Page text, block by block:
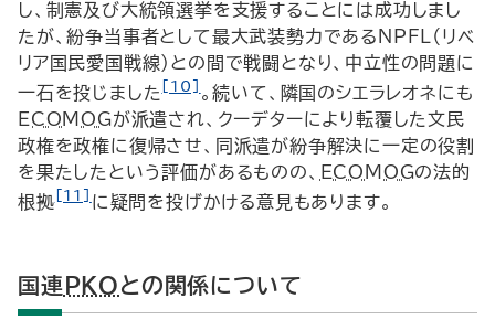
し、制憲及び大統領選挙を支援することには成功しまし
たが、紛争当事者として最大武装勢力である NPFL（リベ
リア国民愛国戦線）との間で戦闘となり、中立性の問題に
一石を投じました [10] 。続いて、隣国のシエラレオネにも
ECOMOGが派遣され、クーデターにより転覆した文民
政権を政権に復帰させ、同派遣が紛争解決に一定の役割
を果たしたという評価があるものの、
ECOMOGの法的
根拠 [11] に疑問を投げかける意見もあります。
国連 PKO との関係について